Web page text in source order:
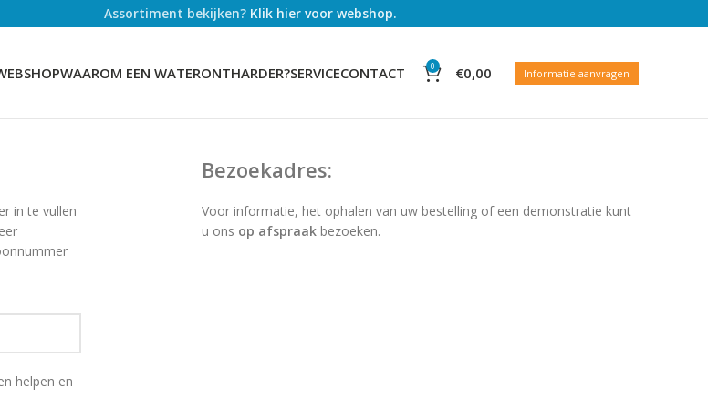
Assortiment bekijken? Klik hier voor webshop.
WAAROM EEN WATERONTHARDER?SERVICECONTACT 0 €0,00 Informatie aanvragen
in te vullen
helpen en
Bezoekadres:
Voor informatie, het ophalen van uw bestelling of een demonstratie kunt
u ons op afspraak bezoeken.